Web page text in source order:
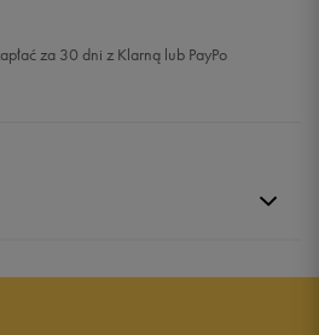
za 30 dni z Klarną lub PayPo